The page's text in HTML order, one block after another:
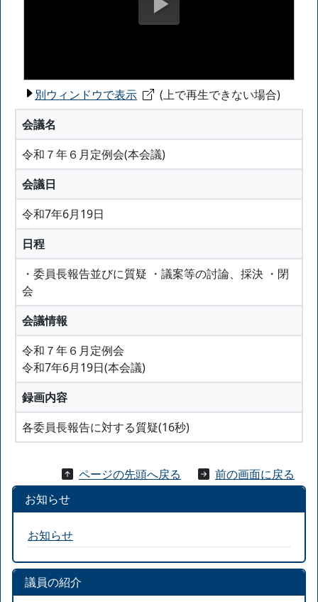
別ウィンドウで表示
(上で再生できない場合)
会議名
令和７年６月定例会(本会議)
会議日
令和7年6月19日
日程
・委員長報告並びに質疑 ・議案等の討論、採決 ・閉
会
会議情報
令和７年６月定例会
令和7年6月19日(本会議)
録画内容
各委員長報告に対する質疑(16秒)
ページの先頭へ戻る
前の画面に戻る
お知らせ
お知らせ
議員の紹介